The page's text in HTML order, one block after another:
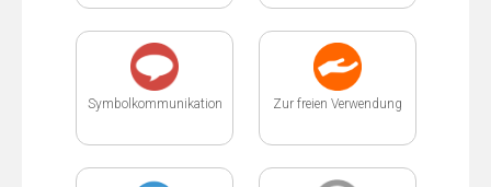
Symbolkommunikation Zur freien Verwendung